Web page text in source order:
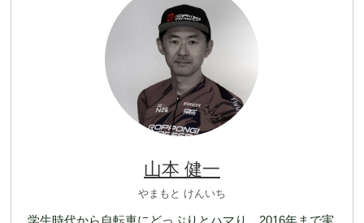
山本 健一
やまもと けんいち
学生時代から自転車にどっぷりとハマり、2016年まで実